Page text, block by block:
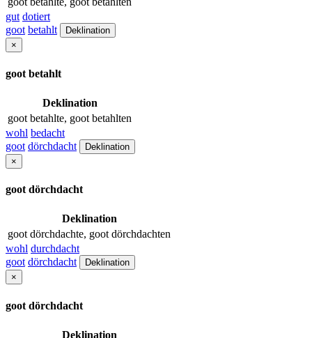
gut dotiert
goot betahlt
Deklination
×
goot betahlt
Deklination
goot betahlte, goot betahlten
wohl bedacht
goot dörchdacht
Deklination
×
goot dörchdacht
Deklination
goot dörchdachte, goot dörchdachten
wohl durchdacht
goot dörchdacht
Deklination
×
goot dörchdacht
Deklination